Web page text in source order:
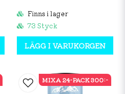
Finns i lager
73 Styck
LÄGG I VARUKORGEN
MIXA 24-PACK 300:-